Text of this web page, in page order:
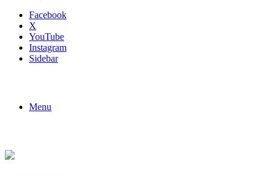
Facebook
X
YouTube
Instagram
Sidebar
Menu